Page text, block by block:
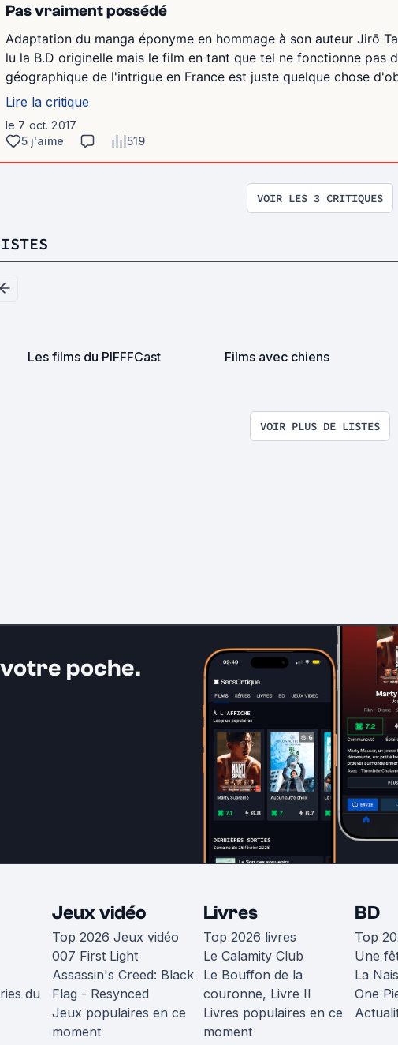
Pas vraiment possédé
Adaptation du manga éponyme en hommage à son auteur Jirō
lu la B.D originelle mais le film en tant que tel ne fonctionne pas
géographique de l'intrigue en France est juste quelque chose
Lire la critique
le 7 oct. 2017
5 j'aime
519
VOIR LES 3 CRITIQUES
Les films du PIFFFCast Films avec chiens
VOIR PLUS DE LISTES
poche.
du
Jeux vidéo
Top 2026 Jeux vidéo
007 First Light
Assassin's Creed: Black
Flag - Resynced
Jeux populaires en ce
moment
Livres
Top 2026 livres
Le Calamity Club
Le Bouffon de la
couronne, Livre II
Livres populaires en ce
moment
BD
Top
Une
La
One